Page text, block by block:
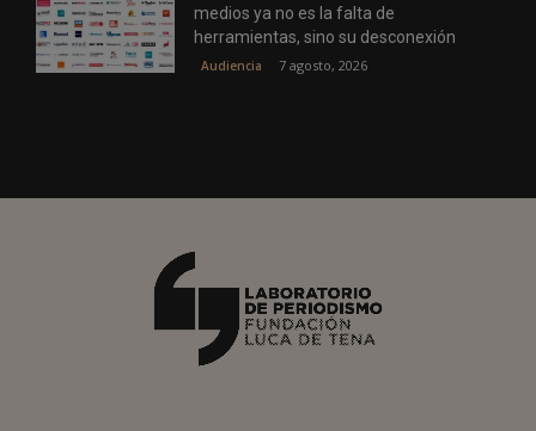
medios ya no es la falta de
herramientas, sino su desconexión
Audiencia 7 agosto, 2026